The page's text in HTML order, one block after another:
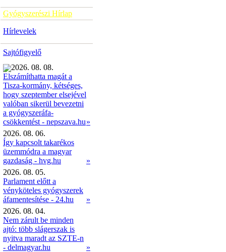
Gyógyszerészi Hírlap
Hírlevelek
Sajtófigyelő
2026. 08. 08.
Elszámíthatta magát a
Tisza-kormány, kétséges,
hogy szeptember elsejével
valóban sikerül bevezetni
a gyógyszeráfa-
csökkentést - nepszava.hu»
2026. 08. 06.
Így kapcsolt takarékos
üzemmódra a magyar
gazdaság - hvg.hu
»
2026. 08. 05.
Parlament előtt a
vényköteles gyógyszerek
áfamentesítése - 24.hu
»
2026. 08. 04.
Nem zárult be minden
ajtó: több slágerszak is
nyitva maradt az SZTE-n
- delmagyar.hu
»